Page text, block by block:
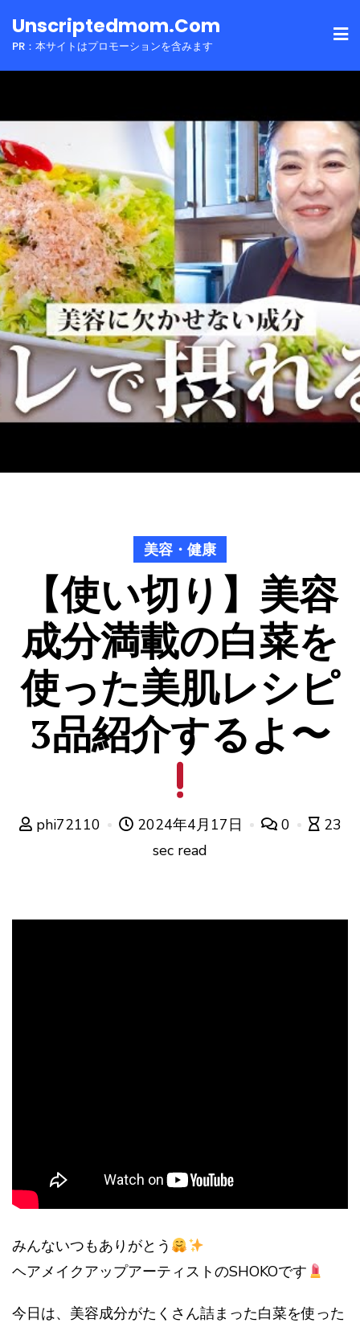
toUnscriptedmom.com
PR：本サイトはプロモーションを含みます
美容・健康
【使い切り】美容
成分満載の白菜を
使った美肌レシピ
3品紹介するよ〜
phi72110 2024年4月17日 0
23
sec read
みんないつもありがとう
ヘアメイクアップアーティストのSHOKOです
今日は、美容成分がたくさん詰まった白菜を使った